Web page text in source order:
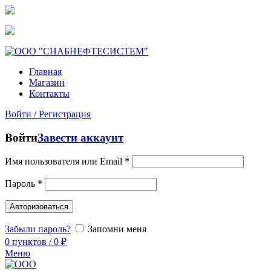
Главная
Магазин
Контакты
Войти / Регистрация
ВойтиЗавести аккаунт
Имя пользователя или Email *
Пароль *
Авторизоваться
Забыли пароль?
Запомни меня
0 пунктов / 0 ₽
Меню